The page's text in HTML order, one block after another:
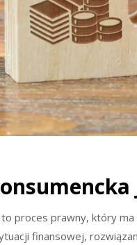
to proces prawny, który
finansowej,